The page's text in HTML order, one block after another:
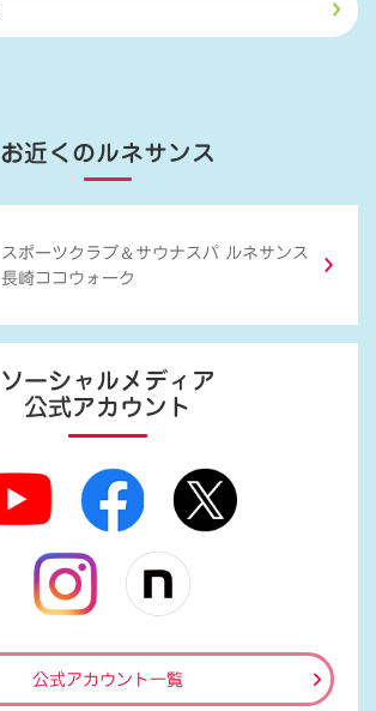
お近くのルネサンス
スポーツクラブ ＆ サウナスパ ルネサンス
長崎ココウォーク
ソーシャルメディア
公式アカウント
公式アカウント一覧